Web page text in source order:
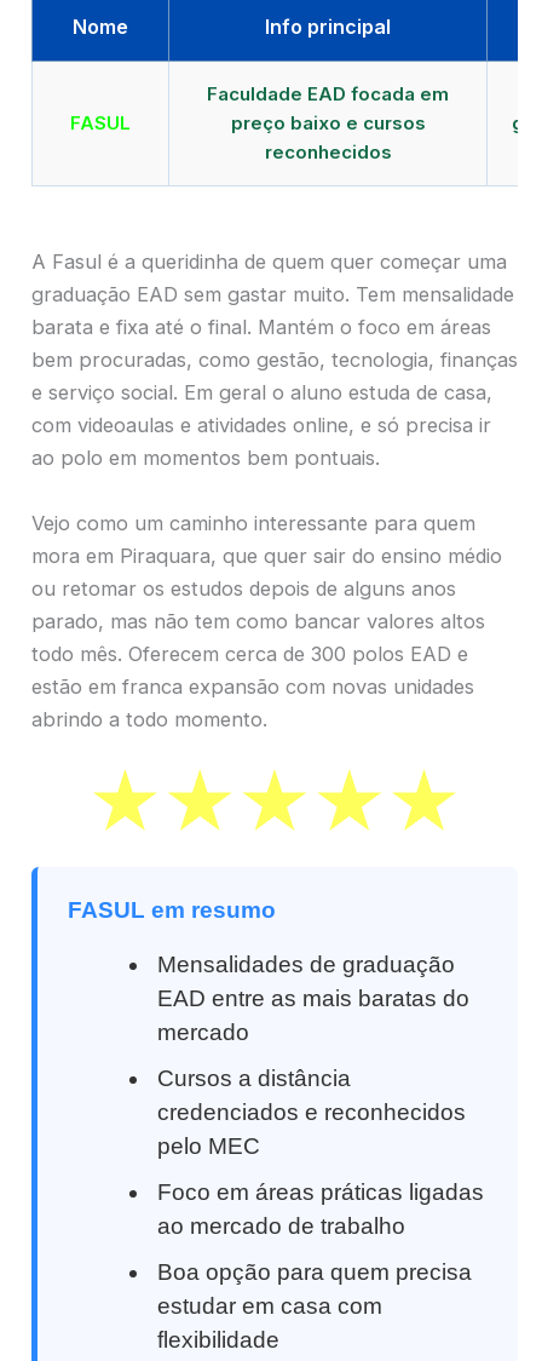
Nome Info principal
FASUL
Faculdade EAD focada em
preço baixo e cursos
reconhecidos
A Fasul é a queridinha de quem quer começar uma
graduação EAD sem gastar muito. Tem mensalidade
barata e fixa até o final. Mantém o foco em áreas
bem procuradas, como gestão, tecnologia, finanças
e serviço social. Em geral o aluno estuda de casa,
com videoaulas e atividades online, e só precisa ir
ao polo em momentos bem pontuais.
Vejo como um caminho interessante para quem
mora em Piraquara, que quer sair do ensino médio
ou retomar os estudos depois de alguns anos
parado, mas não tem como bancar valores altos
todo mês. Oferecem cerca de 300 polos EAD e
estão em franca expansão com novas unidades
abrindo a todo momento.
FASUL em resumo
Mensalidades de graduação
EAD entre as mais baratas do
mercado
Cursos a distância
credenciados e reconhecidos
pelo MEC
Foco em áreas práticas ligadas
ao mercado de trabalho
Boa opção para quem precisa
estudar em casa com
flexibilidade